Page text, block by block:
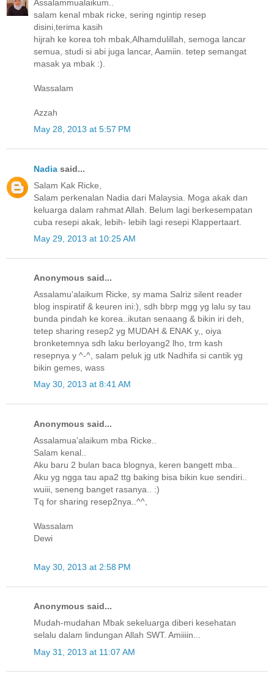
Assalammualaikum..
salam kenal mbak ricke, sering ngintip resep
disini,terima kasih
hijrah ke korea toh mbak,Alhamdulillah, semoga lancar
semua, studi si abi juga lancar, Aamiin. tetep semangat
masak ya mbak :).
Wassalam
Azzah
May 28, 2013 at 5:57 PM
Nadia said...
Salam Kak Ricke,
Salam perkenalan Nadia dari Malaysia. Moga akak dan
keluarga dalam rahmat Allah. Belum lagi berkesempatan
cuba resepi akak, lebih- lebih lagi resepi Klappertaart.
May 29, 2013 at 10:25 AM
Anonymous said...
Assalamu'alaikum Ricke, sy mama Salriz silent reader
blog inspiratif & keuren ini:), sdh bbrp mgg yg lalu sy tau
bunda pindah ke korea..ikutan senaang & bikin iri deh,
tetep sharing resep2 yg MUDAH & ENAK y,, oiya
bronketemnya sdh laku berloyang2 lho, trm kash
resepnya y ^-^, salam peluk jg utk Nadhifa si cantik yg
bikin gemes, wass
May 30, 2013 at 8:41 AM
Anonymous said...
Assalamua'alaikum mba Ricke..
Salam kenal..
Aku baru 2 bulan baca blognya, keren bangett mba..
Aku yg ngga tau apa2 ttg baking bisa bikin kue sendiri..
wuiii, seneng banget rasanya.. :)
Tq for sharing resep2nya..^^,
Wassalam
Dewi
May 30, 2013 at 2:58 PM
Anonymous said...
Mudah-mudahan Mbak sekeluarga diberi kesehatan
selalu dalam lindungan Allah SWT. Amiiiin...
May 31, 2013 at 11:07 AM